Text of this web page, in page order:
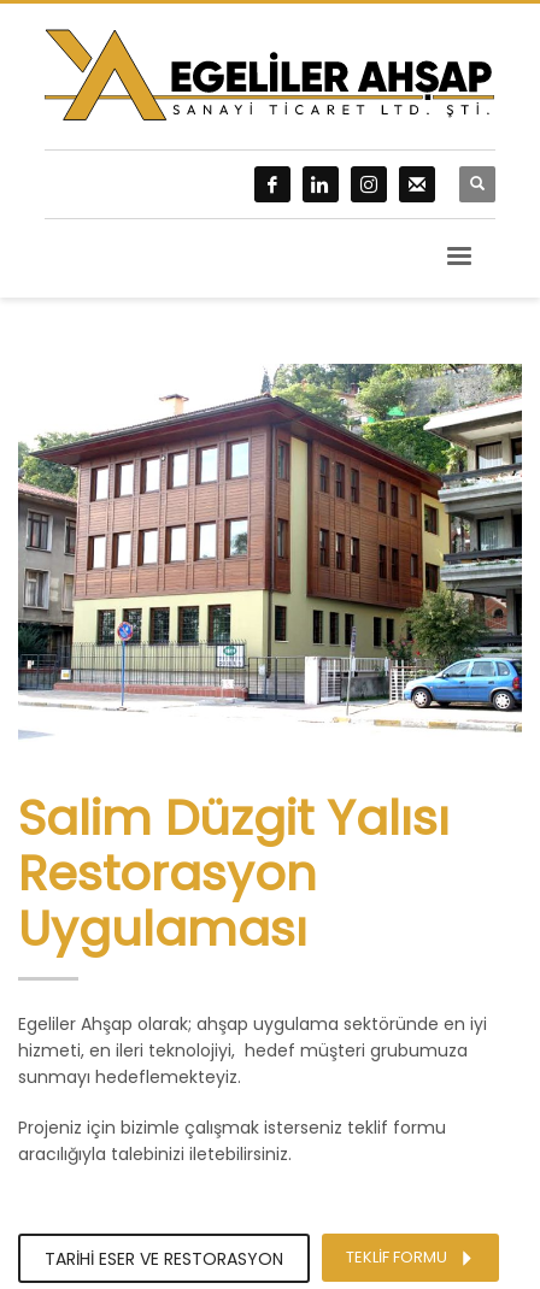
Salim Düzgit Yalısı
Restorasyon
Uygulaması
Egeliler Ahşap olarak; ahşap uygulama sektöründe en iyi
hizmeti, en ileri teknolojiyi, hedef müşteri grubumuza
sunmayı hedeflemekteyiz.
Projeniz için bizimle çalışmak isterseniz teklif formu
aracılığıyla talebinizi iletebilirsiniz.
TARİHİ ESER VE RESTORASYON TEKLİF FORMU